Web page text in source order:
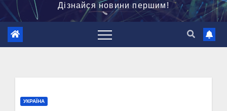
Дізнайся новини першим!
УКРАЇНА